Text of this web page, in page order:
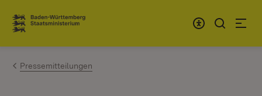
Zum Inhalt springen
Link zur Startseite
Pressemitteilungen